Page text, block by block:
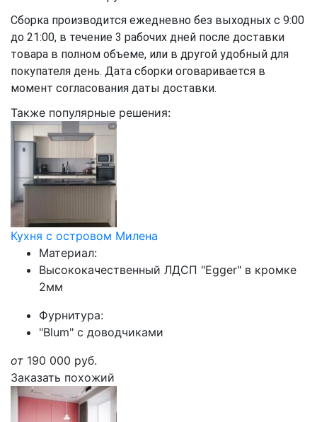
Сборка производится ежедневно без выходных с 9:00
до 21:00, в течение 3 рабочих дней после доставки
товара в полном объеме, или в другой удобный для
покупателя день. Дата сборки оговаривается в
момент согласования даты доставки.
Также популярные решения:
Кухня с островом Милена
Материал:
Высококачественный ЛДСП "Egger" в кромке
2мм
Фурнитура:
"Blum" с доводчиками
от 190 000 руб.
Заказать похожий